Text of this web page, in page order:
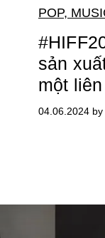
POP,
sản
một
04.06.2024